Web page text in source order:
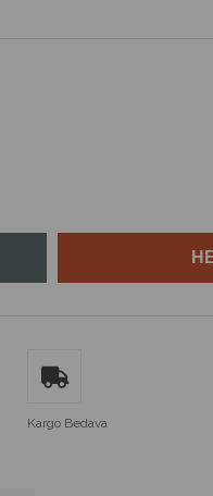
Kargo Bedava